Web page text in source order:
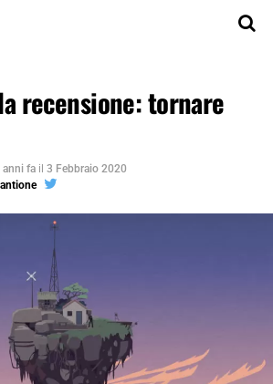
recensione: tornare
anni fa il 3 Febbraio 2020